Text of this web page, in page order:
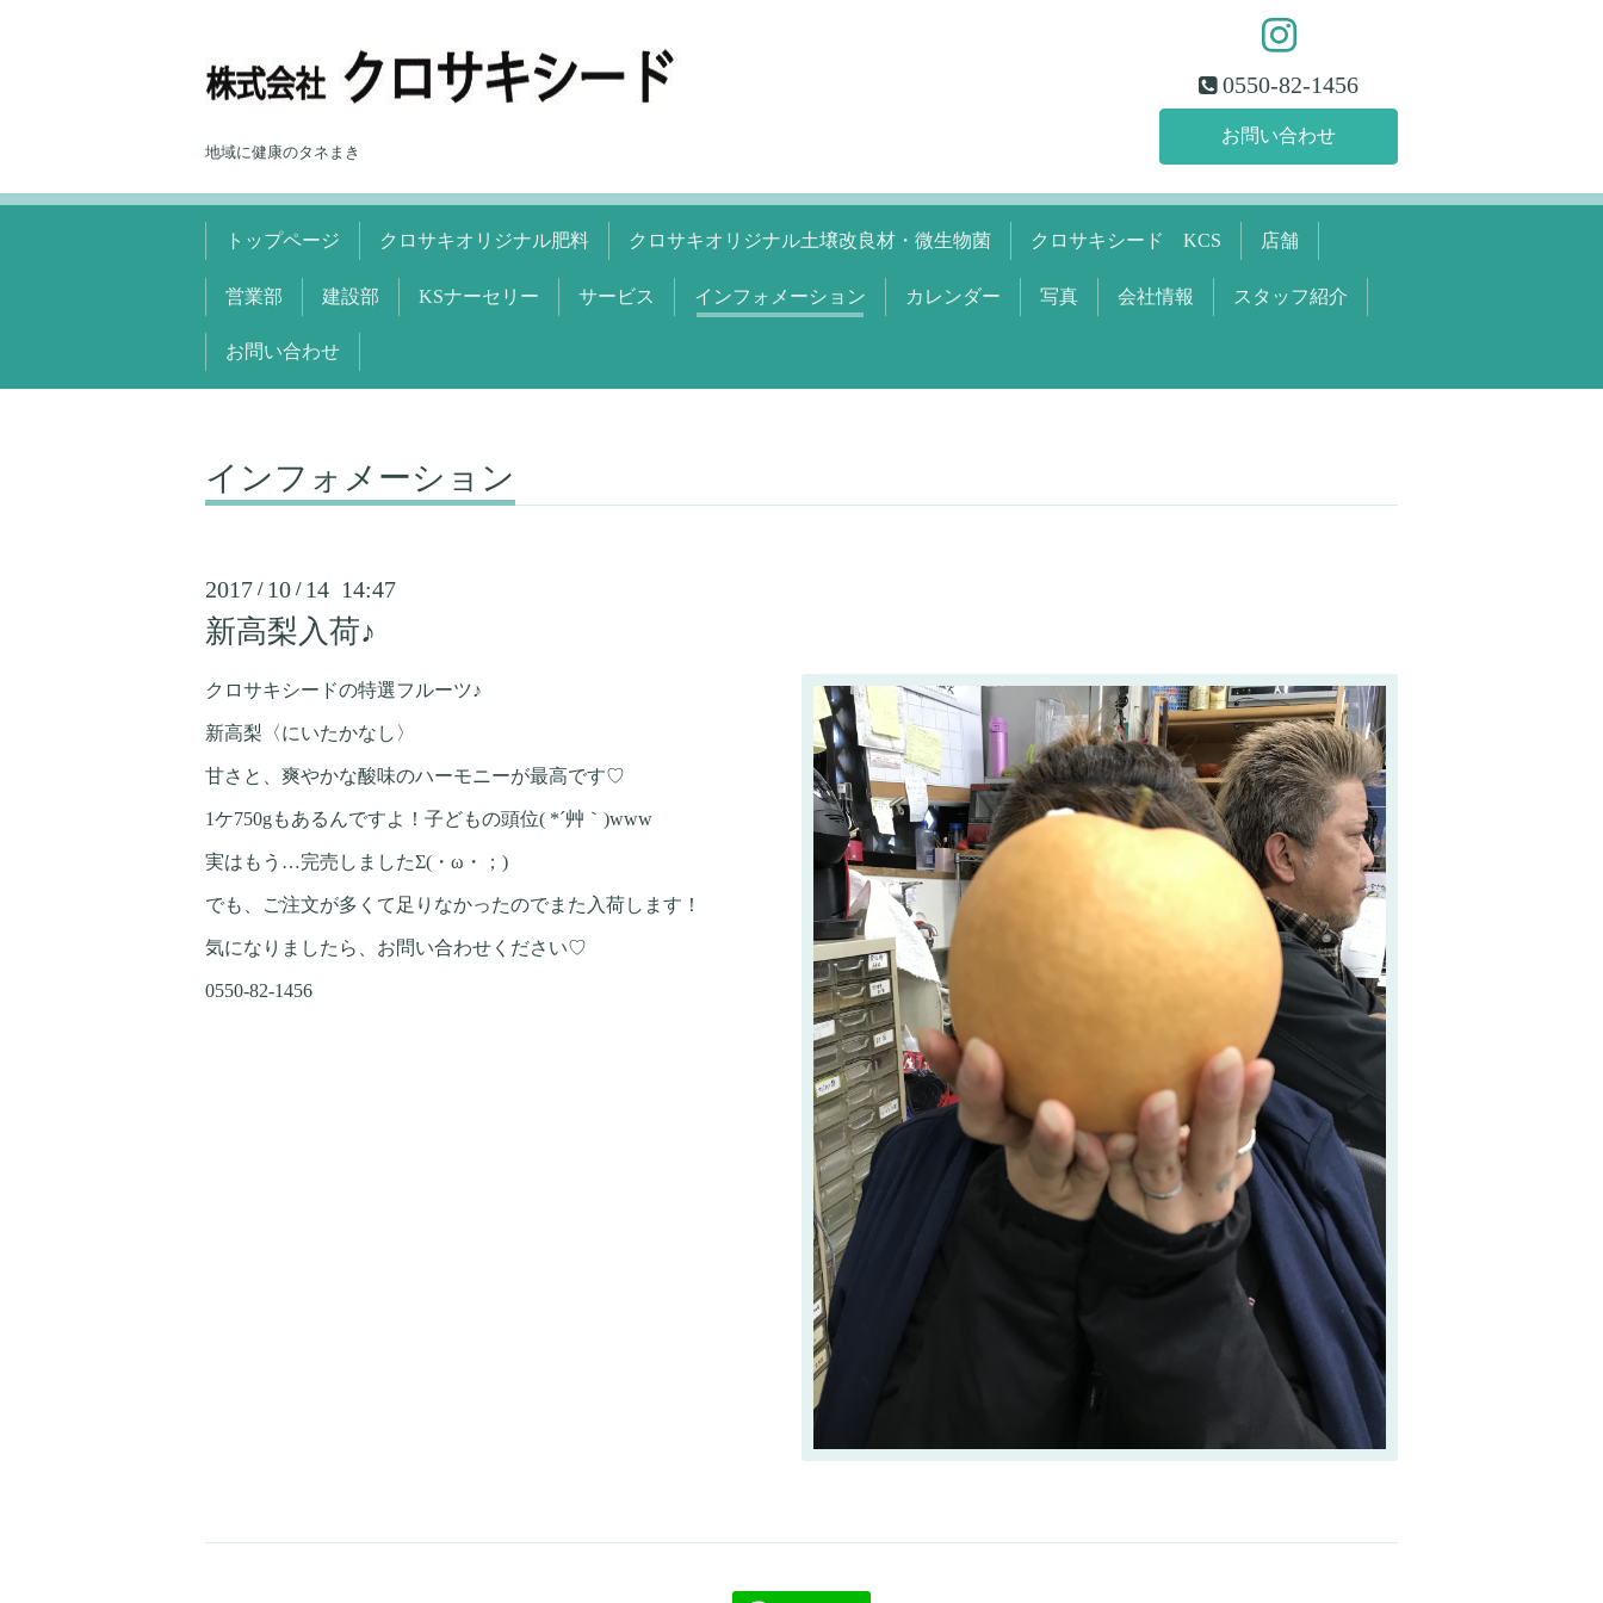
地域に健康のタネまき
0550-82-1456
お問い合わせ
トップページ クロサキオリジナル肥料 クロサキオリジナル土壌改良材・微生物菌 クロサキシード KCS 店舗
営業部 建設部 KSナーセリー サービス インフォメーション カレンダー 写真 会社情報 スタッフ紹介
お問い合わせ
インフォメーション
2017 / 10 / 14 14:47
新高梨入荷♪
クロサキシードの特選フルーツ♪
新高梨〈にいたかなし〉
甘さと、爽やかな酸味のハーモニーが最高です♡
1ケ750gもあるんですよ！子どもの頭位( *´艸｀)www
実はもう…完売しましたΣ(・ω・；)
でも、ご注文が多くて足りなかったのでまた入荷します！
気になりましたら、お問い合わせください♡
0550-82-1456